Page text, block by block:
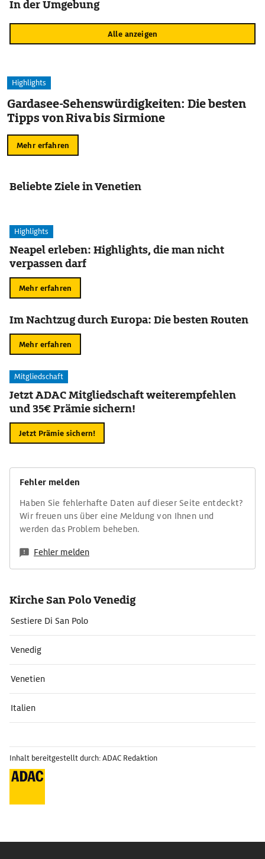
In der Umgebung
Alle anzeigen
Highlights
Gardasee-Sehenswürdigkeiten: Die besten
Tipps von Riva bis Sirmione
Mehr erfahren
Beliebte Ziele in Venetien
Highlights
Neapel erleben: Highlights, die man nicht
verpassen darf
Mehr erfahren
Im Nachtzug durch Europa: Die besten Routen
Mehr erfahren
Mitgliedschaft
Jetzt ADAC Mitgliedschaft weiterempfehlen
und 35€ Prämie sichern!
Jetzt Prämie sichern!
Fehler melden
Haben Sie fehlerhafte Daten auf dieser Seite entdeckt?
Wir freuen uns über eine Meldung von Ihnen und
werden das Problem beheben.
Fehler melden
Kirche San Polo Venedig
Sestiere Di San Polo
Venedig
Venetien
Italien
Inhalt bereitgestellt durch: ADAC Redaktion